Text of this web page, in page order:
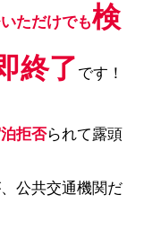
ただけでも検
終了 です！
拒否られて露頭
公共交通機関だ